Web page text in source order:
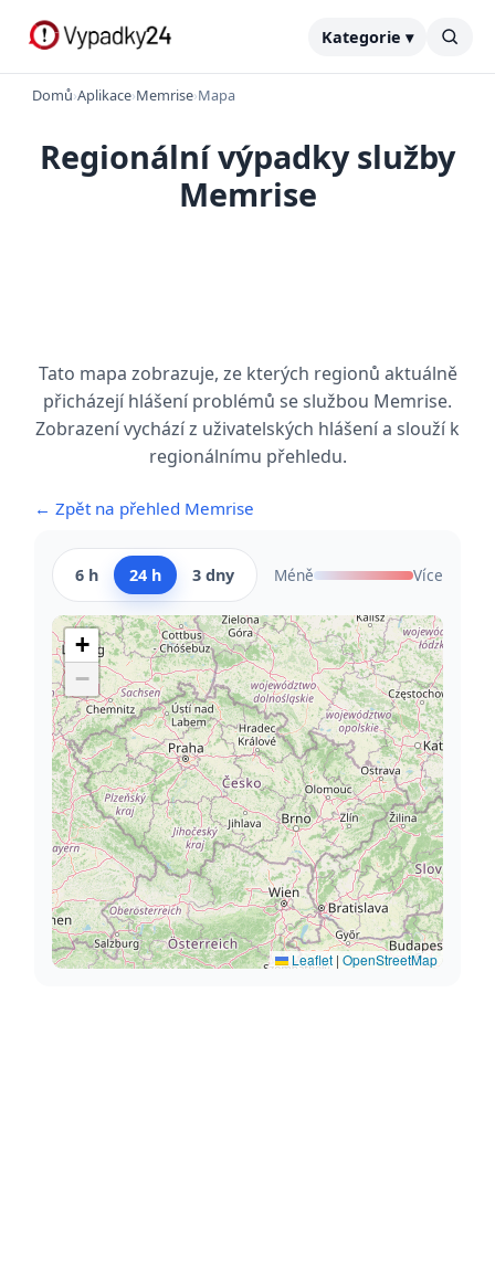
Kategorie ▾
Domů›Aplikace›Memrise›Mapa
Regionální výpadky služby
Memrise
Tato mapa zobrazuje, ze kterých regionů aktuálně
přicházejí hlášení problémů se službou Memrise.
Zobrazení vychází z uživatelských hlášení a slouží k
regionálnímu přehledu.
← Zpět na přehled Memrise
6 h 24 h 3 dny Méně Více
+
−
Leaflet | OpenStreetMap